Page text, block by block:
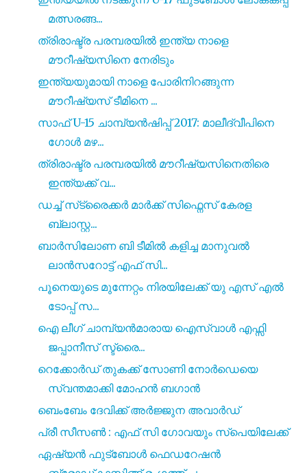
മത്സരങ്ങ...
ത്രിരാഷ്ട്ര പരമ്പരയിൽ ഇന്ത്യ നാളെ
മൗറീഷ്യസിനെ നേരിടും
ഇന്ത്യയുമായി നാളെ പോരിനിറങ്ങുന്ന
മൗറീഷ്യസ് ടീമിനെ ...
സാഫ് U-15 ചാമ്പ്യൻഷിപ്പ് 2017: മാലീദ്വീപിനെ
ഗോൾ മഴ...
ത്രിരാഷ്ട്ര പരമ്പരയിൽ മൗറീഷ്യസിനെതിരെ
ഇന്ത്യക്ക് വ...
ഡച്ച് സ്‌ട്രൈക്കർ മാർക്ക് സിഫ്നെസ്‌ കേരള
ബ്ലാസ്റ്റ...
ബാർസിലോണ ബി ടീമിൽ കളിച്ച മാനുവൽ
ലാൻസറോട്ട് എഫ് സി...
പൂനെയുടെ മുന്നേറ്റം നിരയിലേക്ക് യു എസ് എൽ
ടോപ്പ് സ...
ഐ ലീഗ് ചാമ്പ്യൻമാരായ ഐസ്വാൾ എഫ്സി
ജപ്പാനീസ് സ്ട്രൈ...
റെക്കോർഡ് തുകക്ക് സോണി നോർഡെയെ
സ്വന്തമാക്കി മോഹൻ ബഗാൻ
ബെംബേം ദേവിക്ക് അർജ്ജുന അവാർഡ്
പ്രീ സീസൺ : എഫ് സി ഗോവയും സ്പെയിലേക്ക്
ഏഷ്യൻ ഫുട്ബോൾ ഫെഡറേഷൻ